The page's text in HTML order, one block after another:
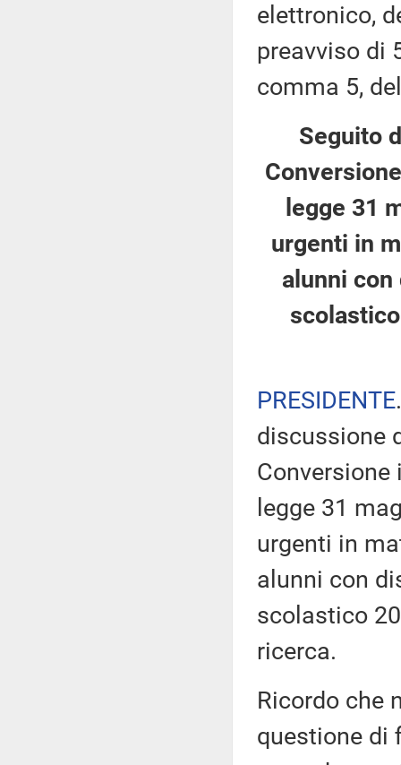
elettronico,
preavviso di
comma 5,
Seguito
legge 31
urgenti in
alunni
PRESIDENTE
discussione
Conversione
legge 31
urgenti in
alunni con
scolastico
ricerca.
Ricordo che
questione di